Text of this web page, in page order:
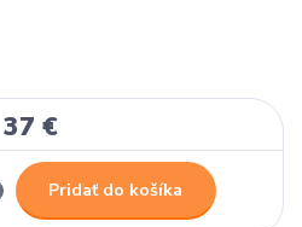
37 €
Pridať do košíka